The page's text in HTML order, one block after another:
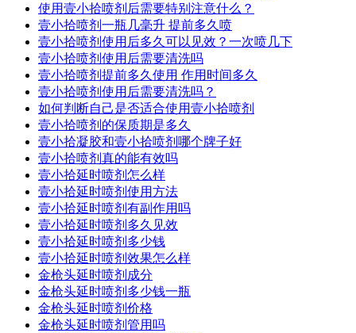
使用壹小拾喷剂后需要特别注意什么？
壹小拾喷剂一瓶几毫升 提前多久喷
壹小拾喷剂使用后多久可以见效？一次喷几下
壹小拾喷剂使用后需要清洗吗
壹小拾喷剂提前多久使用 作用时间多久
壹小拾喷剂使用后需要清洗吗？
如何判断自己是否适合使用壹小拾喷剂
壹小拾喷剂的保质期是多久
壹小拾凝胶和壹小拾喷剂哪个牌子好
壹小拾喷剂真的能有效吗
壹小拾延时喷剂怎么样
壹小拾延时喷剂使用方法
壹小拾延时喷剂有副作用吗
壹小拾延时喷剂多久见效
壹小拾延时喷剂多少钱
壹小拾延时喷剂效果怎么样
金枪头延时喷剂成分
金枪头延时喷剂多少钱一瓶
金枪头延时喷剂价格
金枪头延时喷剂管用吗